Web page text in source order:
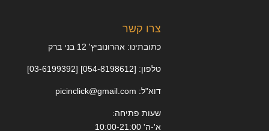
צרו קשר
כתובתינו: אהרונוביץ' 12 בני ברק
טלפון: [054-8198612] [03-6199392]
דוא"ל: picinclick@gmail.com
שעות פתיחה:
א'-ה' 10:00-21:00